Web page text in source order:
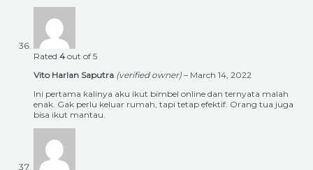
Rated 4 out of 5
Vito Harlan Saputra (verified owner) – March 14, 2022
Ini pertama kalinya aku ikut bimbel online dan ternyata malah
enak. Gak perlu keluar rumah, tapi tetap efektif. Orang tua juga
bisa ikut mantau.